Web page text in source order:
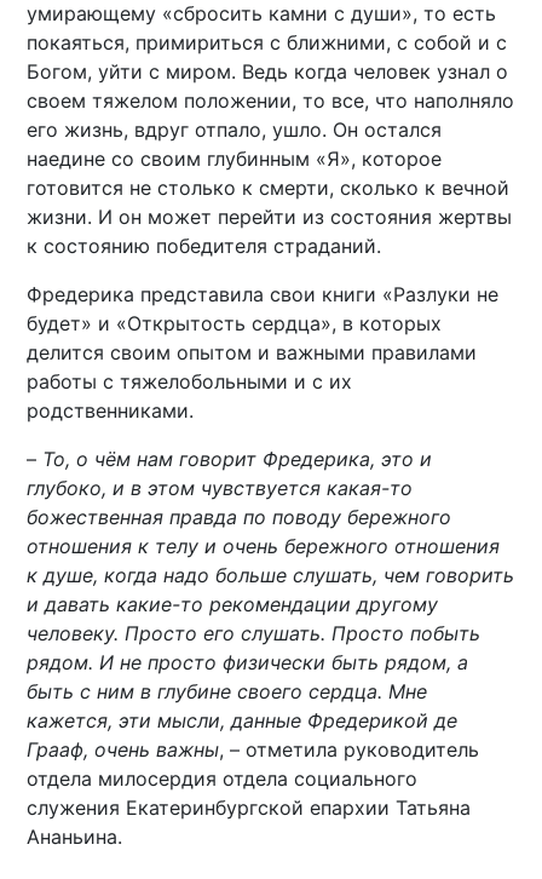
умирающему «сбросить камни с души», то есть
покаяться, примириться с ближними, с собой и с
Богом, уйти с миром. Ведь когда человек узнал о
своем тяжелом положении, то все, что наполняло
его жизнь, вдруг отпало, ушло. Он остался
наедине со своим глубинным «Я», которое
готовится не столько к смерти, сколько к вечной
жизни. И он может перейти из состояния жертвы
к состоянию победителя страданий.
Фредерика представила свои книги «Разлуки не
будет» и «Открытость сердца», в которых
делится своим опытом и важными правилами
работы с тяжелобольными и с их
родственниками.
– То, о чём нам говорит Фредерика, это и
глубоко, и в этом чувствуется какая-то
божественная правда по поводу бережного
отношения к телу и очень бережного отношения
к душе, когда надо больше слушать, чем говорить
и давать какие-то рекомендации другому
человеку. Просто его слушать. Просто побыть
рядом. И не просто физически быть рядом, а
быть с ним в глубине своего сердца. Мне
кажется, эти мысли, данные Фредерикой де
Грааф, очень важны, – отметила руководитель
отдела милосердия отдела социального
служения Екатеринбургской епархии Татьяна
Ананьина.